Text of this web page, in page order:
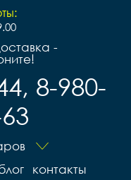
-
8-980-
контакты